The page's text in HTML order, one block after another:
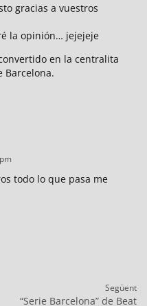
gracias a vuestros
la opinión… jejejeje
en la centralita
Barcelona.
todo lo que pasa me
Següent
“Serie Barcelona” de Beat